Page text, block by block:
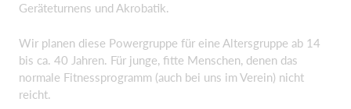
Geräteturnens und Akrobatik.
Wir planen diese Powergruppe für eine Altersgruppe ab 14
bis ca. 40 Jahren. Für junge, fitte Menschen, denen das
normale Fitnessprogramm (auch bei uns im Verein) nicht
reicht.